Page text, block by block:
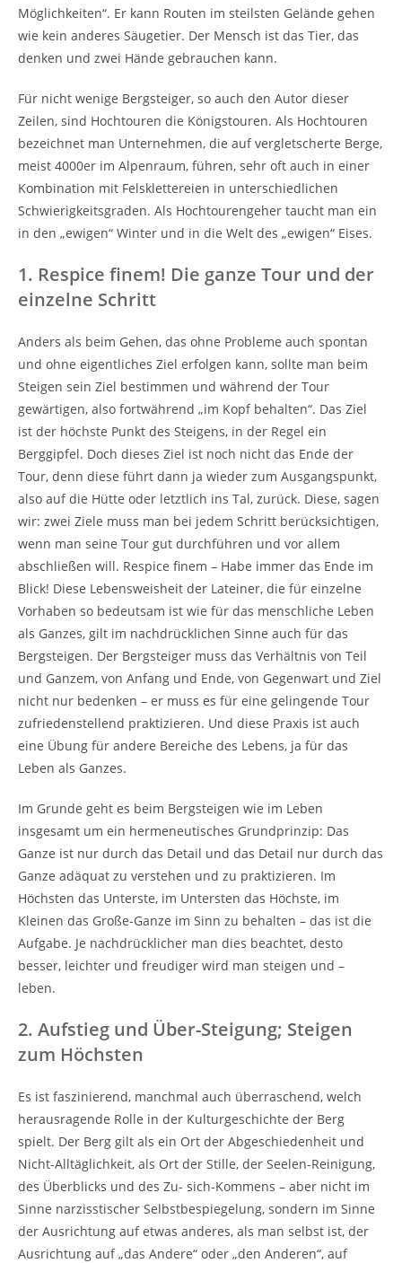
Möglichkeiten“. Er kann Routen im steilsten Gelände gehen
wie kein anderes Säugetier. Der Mensch ist das Tier, das
denken und zwei Hände gebrauchen kann.
Für nicht wenige Bergsteiger, so auch den Autor dieser
Zeilen, sind Hochtouren die Königstouren. Als Hochtouren
bezeichnet man Unternehmen, die auf vergletscherte Berge,
meist 4000er im Alpenraum, führen, sehr oft auch in einer
Kombination mit Felsklettereien in unterschiedlichen
Schwierigkeitsgraden. Als Hochtourengeher taucht man ein
in den „ewigen“ Winter und in die Welt des „ewigen“ Eises.
1. Respice finem! Die ganze Tour und der
einzelne Schritt
Anders als beim Gehen, das ohne Probleme auch spontan
und ohne eigentliches Ziel erfolgen kann, sollte man beim
Steigen sein Ziel bestimmen und während der Tour
gewärtigen, also fortwährend „im Kopf behalten“. Das Ziel
ist der höchste Punkt des Steigens, in der Regel ein
Berggipfel. Doch dieses Ziel ist noch nicht das Ende der
Tour, denn diese führt dann ja wieder zum Ausgangspunkt,
also auf die Hütte oder letztlich ins Tal, zurück. Diese, sagen
wir: zwei Ziele muss man bei jedem Schritt berücksichtigen,
wenn man seine Tour gut durchführen und vor allem
abschließen will. Respice finem – Habe immer das Ende im
Blick! Diese Lebensweisheit der Lateiner, die für einzelne
Vorhaben so bedeutsam ist wie für das menschliche Leben
als Ganzes, gilt im nachdrücklichen Sinne auch für das
Bergsteigen. Der Bergsteiger muss das Verhältnis von Teil
und Ganzem, von Anfang und Ende, von Gegenwart und Ziel
nicht nur bedenken – er muss es für eine gelingende Tour
zufriedenstellend praktizieren. Und diese Praxis ist auch
eine Übung für andere Bereiche des Lebens, ja für das
Leben als Ganzes.
Im Grunde geht es beim Bergsteigen wie im Leben
insgesamt um ein hermeneutisches Grundprinzip: Das
Ganze ist nur durch das Detail und das Detail nur durch das
Ganze adäquat zu verstehen und zu praktizieren. Im
Höchsten das Unterste, im Untersten das Höchste, im
Kleinen das Große-Ganze im Sinn zu behalten – das ist die
Aufgabe. Je nachdrücklicher man dies beachtet, desto
besser, leichter und freudiger wird man steigen und –
leben.
2. Aufstieg und Über-Steigung; Steigen
zum Höchsten
Es ist faszinierend, manchmal auch überraschend, welch
herausragende Rolle in der Kulturgeschichte der Berg
spielt. Der Berg gilt als ein Ort der Abgeschiedenheit und
Nicht-Alltäglichkeit, als Ort der Stille, der Seelen-Reinigung,
des Überblicks und des Zu- sich-Kommens – aber nicht im
Sinne narzisstischer Selbstbespiegelung, sondern im Sinne
der Ausrichtung auf etwas anderes, als man selbst ist, der
Ausrichtung auf „das Andere“ oder „den Anderen“, auf